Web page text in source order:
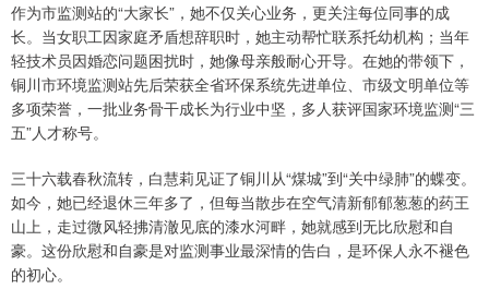
作为市监测站的“大家长”，她不仅关心业务，更关注每位同事的成
长。当女职工因家庭矛盾想辞职时，她主动帮忙联系托幼机构；当年
轻技术员因婚恋问题困扰时，她像母亲般耐心开导。在她的带领下，
铜川市环境监测站先后荣获全省环保系统先进单位、市级文明单位等
多项荣誉，一批业务骨干成长为行业中坚，多人获评国家环境监测“三
五”人才称号。
三十六载春秋流转，白慧莉见证了铜川从“煤城”到“关中绿肺”的蝶变。
如今，她已经退休三年多了，但每当散步在空气清新郁郁葱葱的药王
山上，走过微风轻拂清澈见底的漆水河畔，她就感到无比欣慰和自
豪。这份欣慰和自豪是对监测事业最深情的告白，是环保人永不褪色
的初心。